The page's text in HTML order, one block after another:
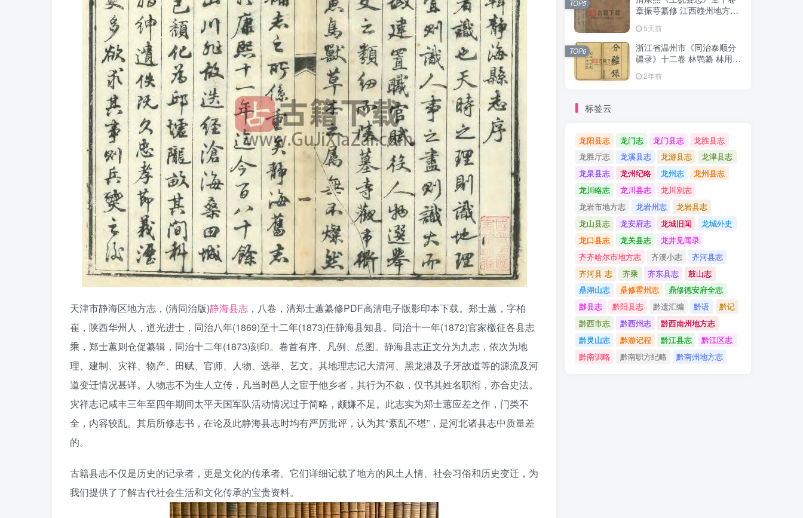
天津市静海区地方志，(清同治版)静海县志 ，八卷，清郑士蕙纂修PDF高清电子版影印本下载。郑士蕙，字柏
崔，陕西华州人，道光进士，同治八年(1869)至十二年(1873)任静海县知县。同治十一年(1872)官家檄征各县志
乘，郑士蕙则仓促纂辑，同治十二年(1873)刻印。卷首有序、凡例、总图。静海县志正文分为九志，依次为地
理、建制、灾祥、物产、田赋、官师、人物、选举、艺文。其地理志记大清河、黑龙港及子牙故道等的源流及河
道变迁情况甚详。人物志不为生人立传，凡当时邑人之宦于他乡者，其行为不叙，仅书其姓名职衔，亦合史法。
灾祥志记咸丰三年至四年期间太平天国军队活动情况过于简略，颇嫌不足。此志实为郑士蕙应差之作，门类不
全，内容较乱。其后所修志书，在论及此静海县志时均有严厉批评，认为其“紊乱不堪”，是河北诸县志中质量差
的。
古籍县志不仅是历史的记录者，更是文化的传承者。它们详细记载了地方的风土人情、社会习俗和历史变迁，为
我们提供了了解古代社会生活和文化传承的宝贵资料。
章振萼纂修 江西赣州地方志
5天前
TOP5
浙江省温州市《同治泰顺分
疆录》十二卷 林鹗纂 林用霖
2年前
TOP6
标签云
龙阳县志 龙门志 龙门县志
龙胜县志
龙胜厅志
龙溪县志 龙游县志
龙津县志
龙泉县志
龙州纪略 龙州志
龙州县志
龙川略志
龙川县志
龙川別志
龙岩市地方志
龙岩州志
龙岩县志
龙山县志
龙安府志 龙城旧闻
龙城外史
龙口县志
龙关县志
龙井见闻录
齐齐哈尔市地方志
齐溪小志
齐河县志
齐河县 志
齐乘 齐东县志
鼓山志
鼎湖山志
鼎修霍州志
鼎修德安府全志
黟县志
黔阳县志 黔遗汇编 黔语
黔记
黔西市志
黔西州志
黔西南州地方志
黔灵山志
黔游记程 黔江县志
黔江区志
黔南识略
黔南职方纪略 黔南州地方志
章振萼纂修 江西赣州地方志
5天前
TOP5
浙江省温州市《同治泰顺分
疆录》十二卷 林鹗纂 林用霖
2年前
TOP6